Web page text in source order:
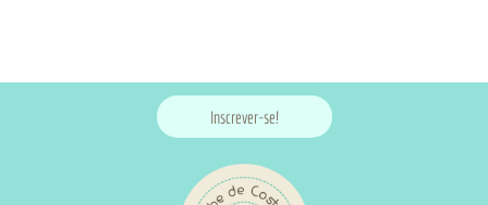
Inscrever-se!